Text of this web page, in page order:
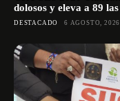
dolosos y eleva a 89
DESTACADO 6 AGOSTO, 2026